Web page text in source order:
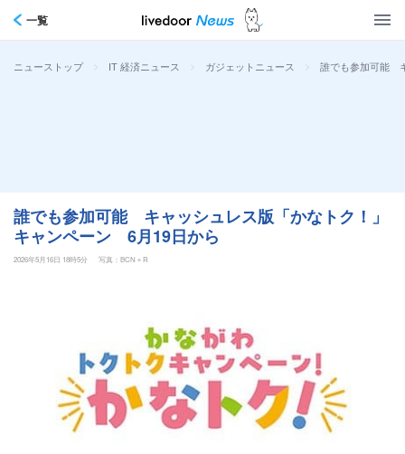
一覧
ニューストップ > IT 経済ニュース > ガジェットニュース > 誰でも参加可能
誰でも参加可能 キャッシュレス版「かなトク！」
キャンペーン 6月19日から
2026年5月16日 18時5分 写真：BCN＋R